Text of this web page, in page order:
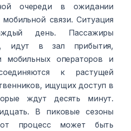
очереди в ожидании
связи. Ситуация
день. Пассажиры
идут в зал прибытия,
мобильных операторов и
к растущей
ищущих доступ в
ждут десять минут.
В пиковые сезоны
процесс может быть